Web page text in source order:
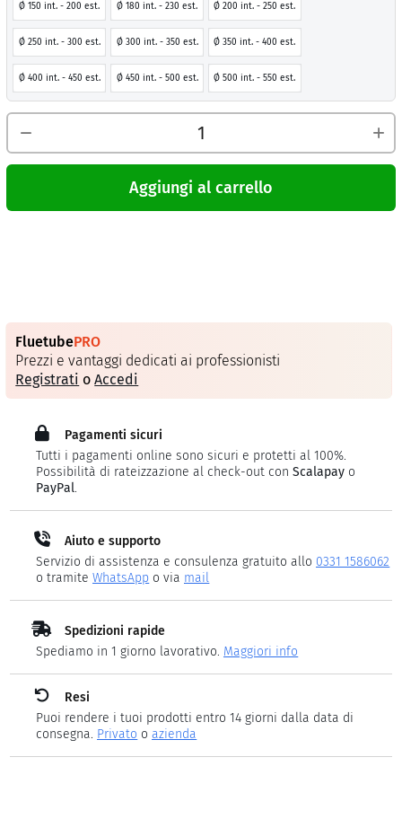
Ø 150 int. - 200 est. Ø 180 int. - 230 est. Ø 200 int. - 250 est.
Ø 250 int. - 300 est. Ø 300 int. - 350 est. Ø 350 int. - 400 est.
Ø 400 int. - 450 est. Ø 450 int. - 500 est. Ø 500 int. - 550 est.
Aggiungi al carrello
FluetubePRO
Prezzi e vantaggi dedicati ai professionisti
Registrati oAccedi
Pagamenti sicuri
Tutti i pagamenti online sono sicuri e protetti al 100%.
Possibilità di rateizzazione al check-out conScalapay o
PayPal.
Aiuto e supporto
Servizio di assistenza e consulenza gratuito allo 0331 1586062
o tramiteWhatsApp o via mail
Spedizioni rapide
Spediamo in 1 giorno lavorativo. Maggiori info
Resi
Puoi rendere i tuoi prodotti entro 14 giorni dalla data di
consegna. Privato oazienda